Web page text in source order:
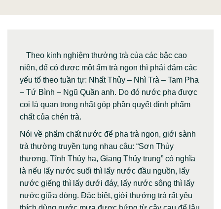
Theo kinh nghiệm thưởng trà của các bậc cao
niên, để có được một ấm trà ngon thì phải đảm các
yếu tố theo tuần tự: Nhất Thủy – Nhì Trà – Tam Pha
– Tứ Bình – Ngũ Quần anh. Do đó nước pha được
coi là quan trọng nhất góp phần quyết định phẩm
chất của chén trà.
Nói về phẩm chất nước để pha trà ngon, giới sành
trà thường truyền tụng nhau câu: “Sơn Thủy
thượng, Tĩnh Thủy hạ, Giang Thủy trung” có nghĩa
là nếu lấy nước suối thì lấy nước đầu nguồn, lấy
nước giếng thì lấy dưới đáy, lấy nước sông thì lấy
nước giữa dòng. Đặc biệt, giới thưởng trà rất yêu